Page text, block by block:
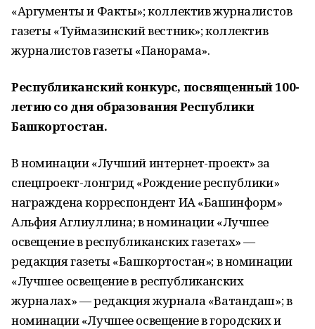
«Аргументы и Факты»; коллектив журналистов
газеты «Туймазинский вестник»; коллектив
журналистов газеты «Панорама».
Республиканский конкурс, посвященный 100-
летию со дня образования Республики
Башкортостан.
В номинации «Лучший интернет-проект» за
спецпроект-лонгрид «Рождение республики»
награждена корреспондент ИА «Башинформ»
Альфия Аглиуллина; в номинации «Лучшее
освещение в республиканских газетах» —
редакция газеты «Башкортостан»; в номинации
«Лучшее освещение в республиканских
журналах» — редакция журнала «Ватандаш»; в
номинации «Лучшее освещение в городских и